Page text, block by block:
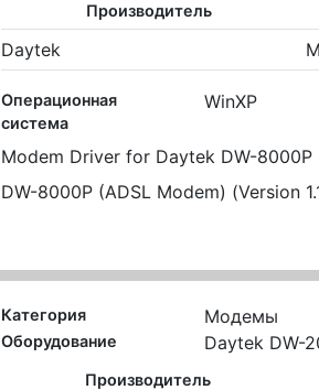
Производитель
Daytek
Операционная
система
WinXP
Modem Driver for Daytek DW-8000P
DW-8000P (ADSL Modem) (Version
Категория Модемы
Оборудование Daytek DW-
Производитель